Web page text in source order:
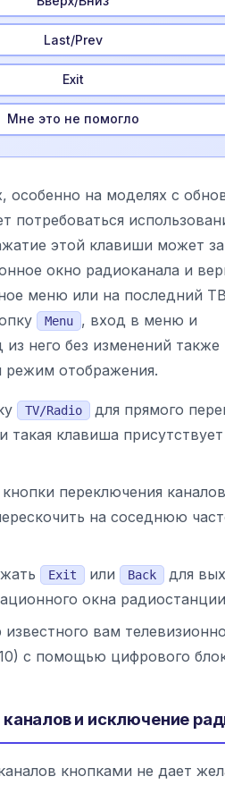
Last/Prev
Exit
Мне это не помогло
особенно на моделях с
потребоваться
этой клавиши может
окно радиоканала и
меню или на последний
Menu
, вход в меню и
него без изменений также
режим отображения.
TV/Radio
для прямого
такая клавиша
кнопки переключения
на соседнюю
Exit или Back
для
окна
вам
с помощью цифрового
и исключение
кнопками не дает